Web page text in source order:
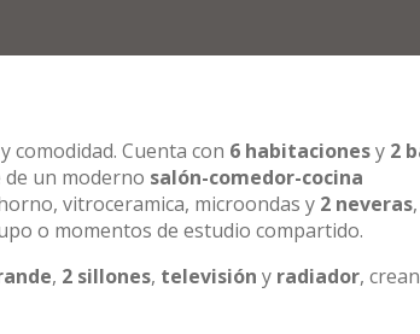
comodidad. Cuenta con 6 habitacionesy 2
un moderno salón-comedor-cocina
vitroceramica, microondas y 2 neveras,
o momentos de estudio compartido.
, 2 sillones, televisión y radiador,